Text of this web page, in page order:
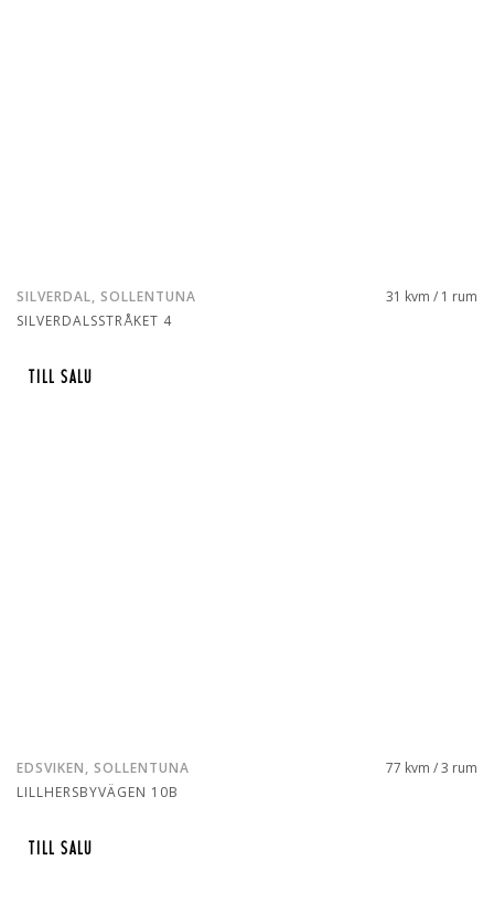
SILVERDAL, SOLLENTUNA
SILVERDALSSTRÅKET 4
31 kvm / 1 rum
TILL SALU
EDSVIKEN, SOLLENTUNA
LILLHERSBYVÄGEN 10B
77 kvm / 3 rum
TILL SALU